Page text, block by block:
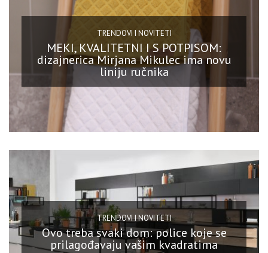
TRENDOVI I NOVITETI
MEKI, KVALITETNI I S POTPISOM:
dizajnerica Mirjana Mikulec ima novu
liniju ručnika
TRENDOVI I NOVITETI
Ovo treba svaki dom: police koje se
prilagođavaju vašim kvadratima